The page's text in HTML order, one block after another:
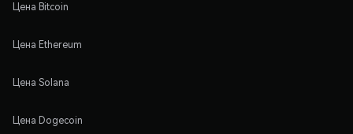
Цена Bitcoin
Цена Ethereum
Цена Solana
Цена Dogecoin